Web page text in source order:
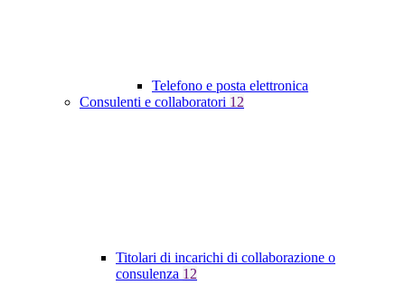
Telefono e posta elettronica
Consulenti e collaboratori 12
Titolari di incarichi di collaborazione o
consulenza 12